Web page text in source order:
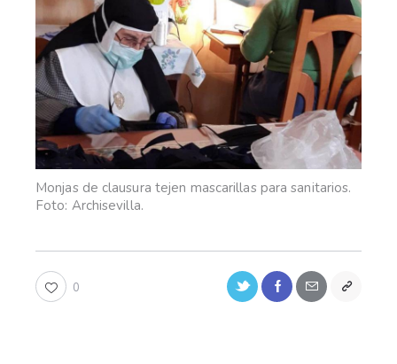
Monjas de clausura tejen mascarillas para sanitarios.
Foto: Archisevilla.
0